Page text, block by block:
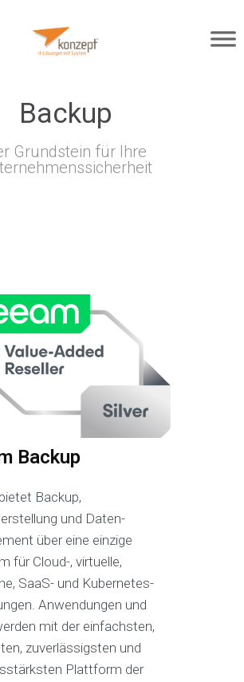
Backup
Grundstein für Ihre
Backup
Backup,
und Daten-
über eine einzige
für Cloud-, virtuelle,
SaaS- und Kubernetes-
Anwendungen und
mit der einfachsten,
zuverlässigsten und
Plattform der